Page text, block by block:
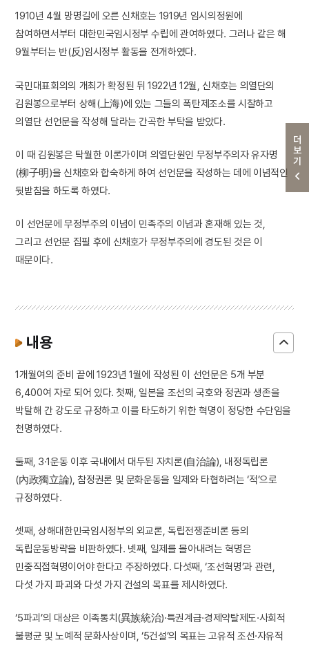
더보기
1910년 4월 망명길에 오른 신채호는 1919년 임시의정원에
참여하면서부터 대한민국임시정부 수립에 관여하였다. 그러나 같은 해
9월부터는 반(反)임시정부 활동을 전개하였다.
국민대표회의의 개최가 확정된 뒤 1922년 12월, 신채호는 의열단의
김원봉으로부터 상해(上海)에 있는 그들의 폭탄제조소를 시찰하고
의열단 선언문을 작성해 달라는 간곡한 부탁을 받았다.
이 때 김원봉은 탁월한 이론가이며 의열단원인 무정부주의자 유자명
(柳子明)을 신채호와 합숙하게 하여 선언문을 작성하는 데에 이념적인
뒷받침을 하도록 하였다.
이 선언문에 무정부주의 이념이 민족주의 이념과 혼재해 있는 것,
그리고 선언문 집필 후에 신채호가 무정부주의에 경도된 것은 이
때문이다.
내용
1개월여의 준비 끝에 1923년 1월에 작성된 이 선언문은 5개 부분
6,400여 자로 되어 있다. 첫째, 일본을 조선의 국호와 정권과 생존을
박탈해 간 강도로 규정하고 이를 타도하기 위한 혁명이 정당한 수단임을
천명하였다.
둘째, 3·1운동 이후 국내에서 대두된 자치론(自治論), 내정독립론
(內政獨立論), 참정권론 및 문화운동을 일제와 타협하려는 ‘적’으로
규정하였다.
셋째, 상해대한민국임시정부의 외교론, 독립전쟁준비론 등의
독립운동방략을 비판하였다. 넷째, 일제를 몰아내려는 혁명은
민중직접혁명이어야 한다고 주장하였다. 다섯째, ‘조선혁명’과 관련,
다섯 가지 파괴와 다섯 가지 건설의 목표를 제시하였다.
‘5파괴’의 대상은 이족통치(異族統治)·특권계급·경제약탈제도·사회적
불평균 및 노예적 문화사상이며, ‘5건설’의 목표는 고유적 조선·자유적